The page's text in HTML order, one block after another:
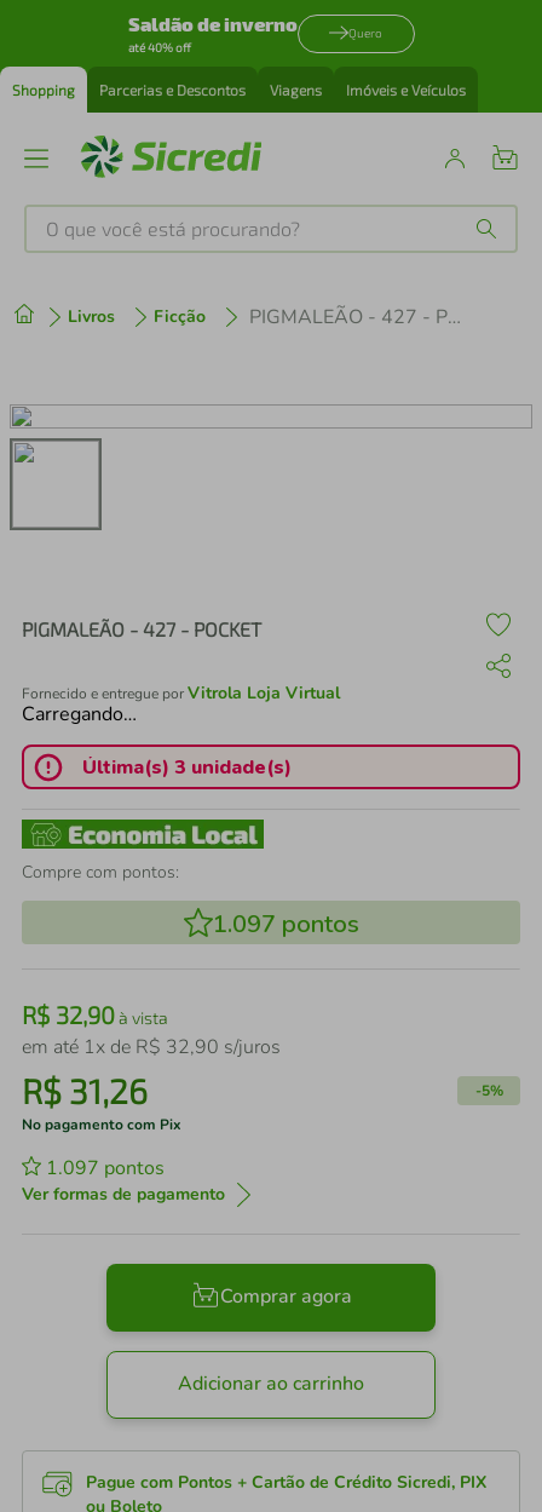
Saldão de inverno
até 40% off
Quero
Shopping Parcerias e Descontos Viagens Imóveis e Veículos
O que você está procurando?
Livros Ficção PIGMALEÃO - 427 - POCKET
PIGMALEÃO - 427 - POCKET
Fornecido e entregue porVitrola Loja Virtual
Carregando…
Última(s) 3 unidade(s)
Compre com pontos:
1.097 pontos
R$ 32,90à vista
em até 1x de R$ 32,90 s/juros
R$ 31,26 -5%
No pagamento com Pix
1.097 pontos
Ver formas de pagamento
Comprar agora
Adicionar ao carrinho
Pague com Pontos + Cartão de Crédito Sicredi, PIX
ou Boleto
2º cafeteira